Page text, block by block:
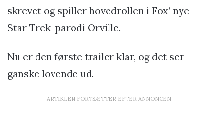
skrevet og spiller hovedrollen i Fox’ nye
Star Trek-parodi Orville.
Nu er den første trailer klar, og det ser
ganske lovende ud.
ARTIKLEN FORTSÆTTER EFTER ANNONCEN